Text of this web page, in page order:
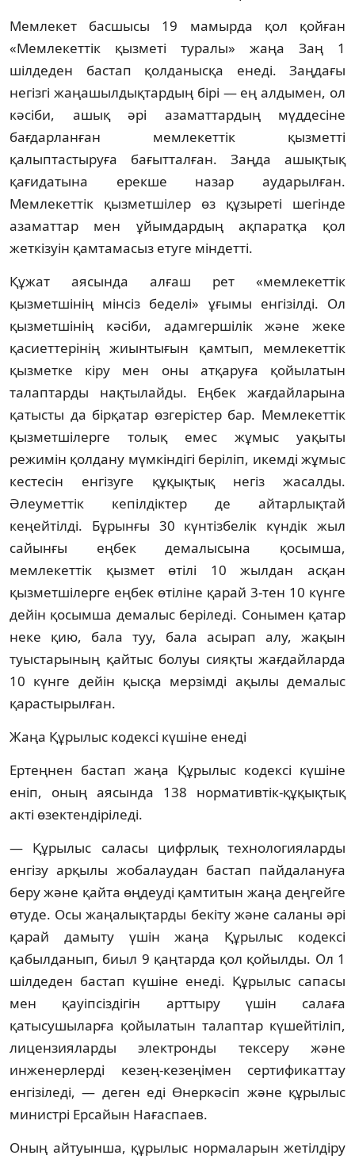
Мемлекет басшысы 19 мамырда қол қойған
«Мемлекеттік қызметі туралы» жаңа Заң 1
шілдеден бастап қолданысқа енеді. Заңдағы
негізгі жаңашылдықтардың бірі — ең алдымен, ол
кәсіби, ашық әрі азаматтардың мүддесіне
бағдарланған мемлекеттік қызметті
қалыптастыруға бағытталған. Заңда ашықтық
қағидатына ерекше назар аударылған.
Мемлекеттік қызметшілер өз құзыреті шегінде
азаматтар мен ұйымдардың ақпаратқа қол
жеткізуін қамтамасыз етуге міндетті.
Құжат аясында алғаш рет «мемлекеттік
қызметшінің мінсіз беделі» ұғымы енгізілді. Ол
қызметшінің кәсіби, адамгершілік және жеке
қасиеттерінің жиынтығын қамтып, мемлекеттік
қызметке кіру мен оны атқаруға қойылатын
талаптарды нақтылайды. Еңбек жағдайларына
қатысты да бірқатар өзгерістер бар. Мемлекеттік
қызметшілерге толық емес жұмыс уақыты
режимін қолдану мүмкіндігі беріліп, икемді жұмыс
кестесін енгізуге құқықтық негіз жасалды.
Әлеуметтік кепілдіктер де айтарлықтай
кеңейтілді. Бұрынғы 30 күнтізбелік күндік жыл
сайынғы еңбек демалысына қосымша,
мемлекеттік қызмет өтілі 10 жылдан асқан
қызметшілерге еңбек өтіліне қарай 3-тен 10 күнге
дейін қосымша демалыс беріледі. Сонымен қатар
неке қию, бала туу, бала асырап алу, жақын
туыстарының қайтыс болуы сияқты жағдайларда
10 күнге дейін қысқа мерзімді ақылы демалыс
қарастырылған.
Жаңа Құрылыс кодексі күшіне енеді
Ертеңнен бастап жаңа Құрылыс кодексі күшіне
еніп, оның аясында 138 нормативтік-құқықтық
акті өзектендіріледі.
— Құрылыс саласы цифрлық технологияларды
енгізу арқылы жобалаудан бастап пайдалануға
беру және қайта өңдеуді қамтитын жаңа деңгейге
өтуде. Осы жаңалықтарды бекіту және саланы әрі
қарай дамыту үшін жаңа Құрылыс кодексі
қабылданып, биыл 9 қаңтарда қол қойылды. Ол 1
шілдеден бастап күшіне енеді. Құрылыс сапасы
мен қауіпсіздігін арттыру үшін салаға
қатысушыларға қойылатын талаптар күшейтіліп,
лицензияларды электронды тексеру және
инженерлерді кезең-кезеңімен сертификаттау
енгізіледі, — деген еді Өнеркәсіп және құрылыс
министрі Ерсайын Нағаспаев.
Оның айтуынша, құрылыс нормаларын жетілдіру